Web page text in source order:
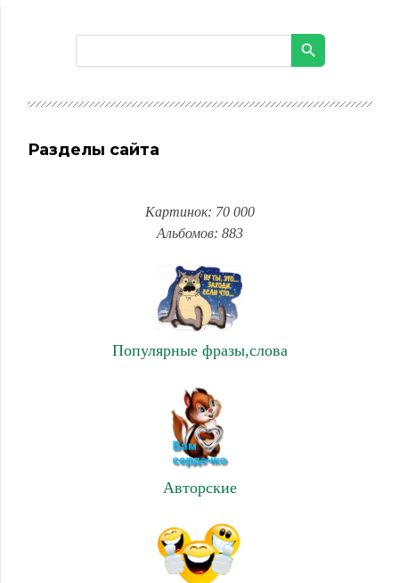
Разделы сайта
Картинок: 70 000
Альбомов: 883
Популярные фразы,слова
Авторские